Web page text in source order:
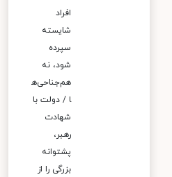
افراد
شایسته
سپرده
شود، نه
هم‌جناحی‌ه
ا / دولت با
شهادت
رهبر،
پشتوانه
بزرگی را از